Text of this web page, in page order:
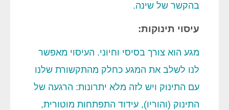
בהקשר של שינה.
עיסוי תינוקות:
מגע הוא צורך בסיסי וחיוני. העיסוי מאפשר
לנו לשלב את המגע כחלק מהתקשורת שלנו
עם התינוק ויש לזה מלא יתרונות: הרגעה של
התינוק (והוריו), עידוד התפתחות מוטורית,